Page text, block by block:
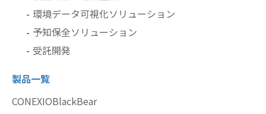
環境データ可視化ソリューション
予知保全ソリューション
受託開発
製品一覧
CONEXIOBlackBear